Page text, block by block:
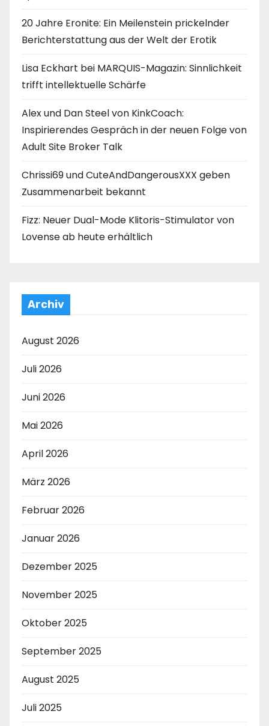
20 Jahre Eronite: Ein Meilenstein prickelnder
Berichterstattung aus der Welt der Erotik
Lisa Eckhart bei MARQUIS-Magazin: Sinnlichkeit
trifft intellektuelle Schärfe
Alex und Dan Steel von KinkCoach:
Inspirierendes Gespräch in der neuen Folge von
Adult Site Broker Talk
Chrissi69 und CuteAndDangerousXXX geben
Zusammenarbeit bekannt
Fizz: Neuer Dual-Mode Klitoris-Stimulator von
Lovense ab heute erhältlich
Archiv
August 2026
Juli 2026
Juni 2026
Mai 2026
April 2026
März 2026
Februar 2026
Januar 2026
Dezember 2025
November 2025
Oktober 2025
September 2025
August 2025
Juli 2025